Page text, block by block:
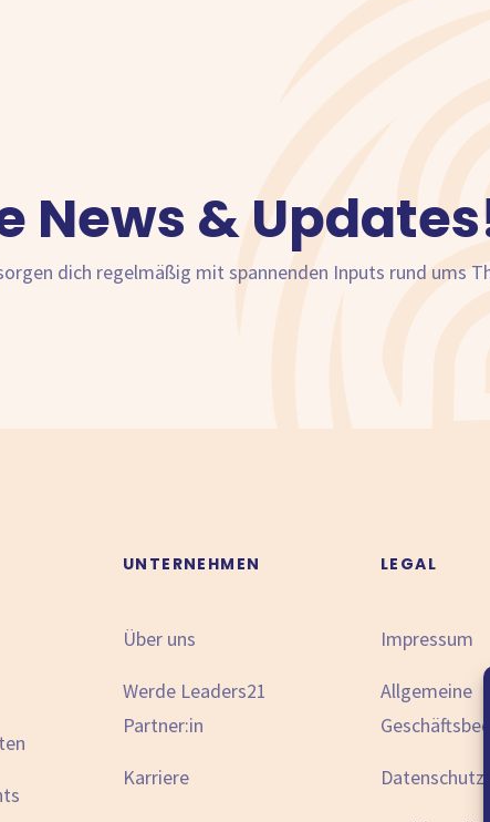
News &
dich regelmäßig mit spannenden Inputs rund ums
UNTERNEHMEN
Über uns
Werde Leaders21
Partner:in
Karriere
LEGAL
Impressum
Allgemeine